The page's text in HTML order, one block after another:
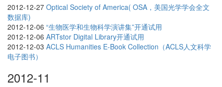
2012-12-27 Optical Society of America( OSA，美国光学学会全文
数据库)
2012-12-06 “生物医学和生物科学演讲集”开通试用
2012-12-06 ARTstor Digital Library开通试用
2012-12-03 ACLS Humanities E-Book Collection（ACLS人文科学
电子图书）
2012-11